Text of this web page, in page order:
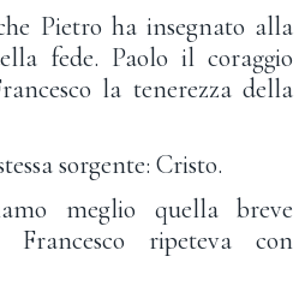
Pietro ha insegnato alla
fede. Paolo il coraggio
la tenerezza della
sorgente: Cristo.
meglio quella breve
ripeteva con